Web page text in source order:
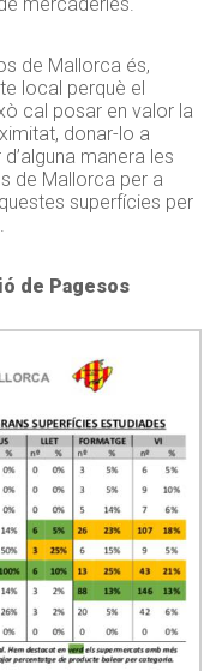
de Mallorca és,
local perquè el
cal posar en valor la
donar-lo a
manera les
de Mallorca per a
superfícies per
de Pagesos